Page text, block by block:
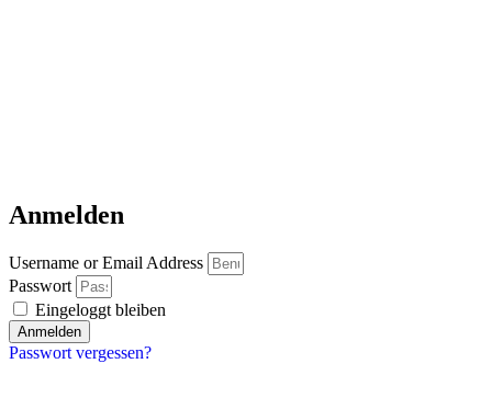
Anmelden
Username or Email Address
Passwort
Eingeloggt bleiben
Anmelden
Passwort vergessen?